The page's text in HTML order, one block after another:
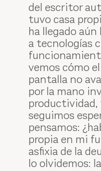
del escritor
tuvo casa
ha llegado aún
a tecnologías
vemos cómo
pantalla no
por la mano
productividad,
seguimos
pensamos:
propia en mi
asfixia de la
lo olvidemos: